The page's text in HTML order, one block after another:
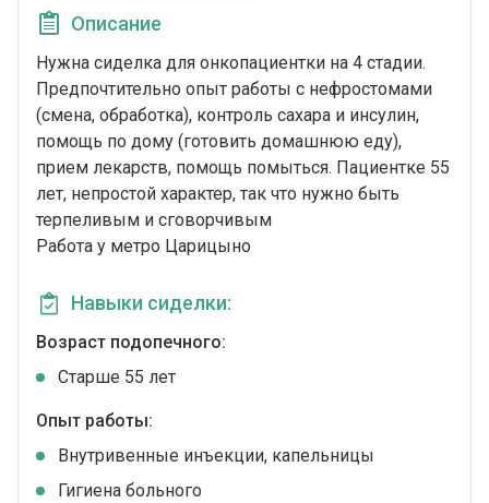
Описание
Нужна сиделка для онкопациентки на 4 стадии.
Предпочтительно опыт работы с нефростомами
(смена, обработка), контроль сахара и инсулин,
помощь по дому (готовить домашнюю еду),
прием лекарств, помощь помыться. Пациентке 55
лет, непростой характер, так что нужно быть
терпеливым и сговорчивым
Работа у метро Царицыно
Навыки сиделки:
Возраст подопечного:
Cтарше 55 лет
Опыт работы:
Внутривенные инъекции, капельницы
Гигиена больного